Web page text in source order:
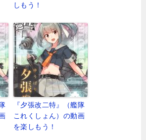
しもう！
『夕張改二特』（艦隊
これくしょん）の動画
を楽しもう！